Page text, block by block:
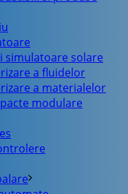
simulatoare solare
a fluidelor
a materialelor
modulare